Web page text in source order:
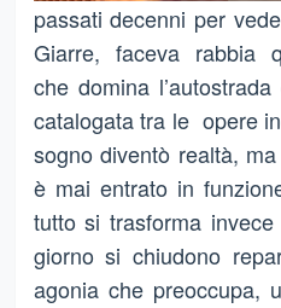
passati decenni per
Giarre, faceva rabbia
che domina
catalogata tra le opere
sogno diventò realtà,
è mai entrato in
tutto si trasforma
giorno si chiudono
agonia che preoccupa,